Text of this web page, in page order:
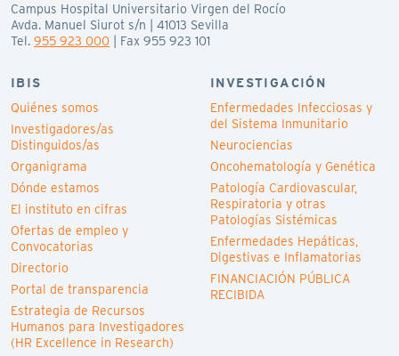
Campus Hospital Universitario Virgen del Rocío
Avda. Manuel Siurot s/n | 41013 Sevilla
Tel. 955 923 000 | Fax 955 923 101
IBIS
Quiénes somos
Investigadores/as
Distinguidos/as
Organigrama
Dónde estamos
El instituto en cifras
Ofertas de empleo y
Convocatorias
Directorio
Portal de transparencia
Estrategia de Recursos
Humanos para Investigadores
(HR Excellence in Research)
INVESTIGACIÓN
Enfermedades Infecciosas y
del Sistema Inmunitario
Neurociencias
Oncohematología y Genética
Patología Cardiovascular,
Respiratoria y otras
Patologías Sistémicas
Enfermedades Hepáticas,
Digestivas e Inflamatorias
FINANCIACIÓN PÚBLICA
RECIBIDA